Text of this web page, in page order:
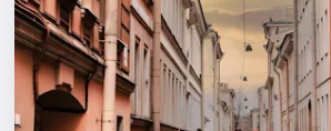
Города
Площадки